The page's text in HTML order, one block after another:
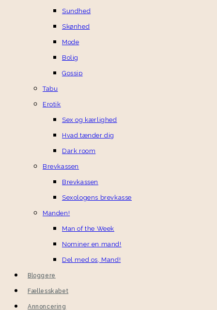
Sundhed
Skønhed
Mode
Bolig
Gossip
Tabu
Erotik
Sex og kærlighed
Hvad tænder dig
Dark room
Brevkassen
Brevkassen
Sexologens brevkasse
Manden!
Man of the Week
Nominer en mand!
Del med os, Mand!
Bloggere
Fællesskabet
Annoncering